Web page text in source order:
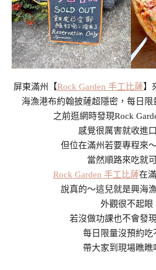
屏東滿州【Rock Garden 手工比薩】
海漁港布約翰披薩超隱密，每日限
之前逛網時發現Rock
感覺很厲害就收進
但位在滿州若要專程來
當然順路來吃就
Rock Garden 手工比薩在
說真的～這兒就是興海
外觀很不起眼
若沒做功課也不會發
每日限量沒預約吃
帶大家到現場瞧瞧